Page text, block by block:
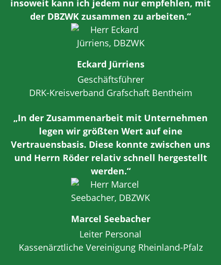
insoweit kann ich jedem nur empfehlen, mit
der DBZWK zusammen zu arbeiten.“
Eckard Jürriens
Geschäftsführer
DRK-Kreisverband Grafschaft Bentheim
„In der Zusammenarbeit mit Unternehmen
legen wir größten Wert auf eine
Vertrauensbasis. Diese konnte zwischen uns
und Herrn Röder relativ schnell hergestellt
werden.“
Marcel Seebacher
Leiter Personal
Kassenärztliche Vereinigung Rheinland-Pfalz